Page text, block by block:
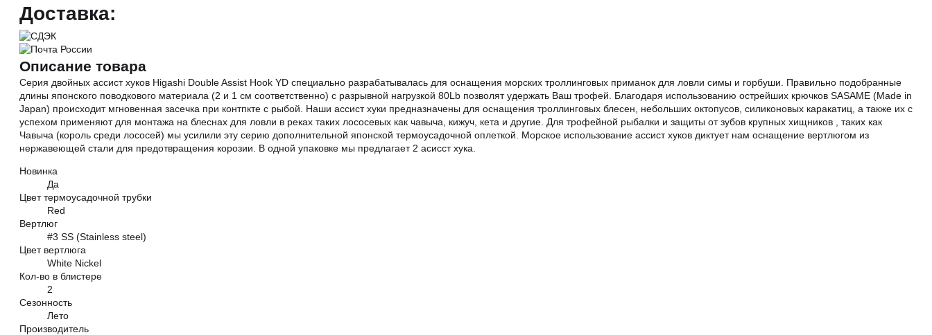
Доставка:
Описание товара
Серия двойных ассист хуков Higashi Double Assist Hook YD специально разрабатывалась для оснащения морских троллинговых приманок для ловли симы и горбуши. Правильно подобранные
длины японского поводкового материала (2 и 1 см соответственно) с разрывной нагрузкой 80Lb позволят удержать Ваш трофей. Благодаря использованию острейших крючков SASAME (Made in
Japan) происходит мгновенная засечка при контпкте с рыбой. Наши ассист хуки предназначены для оснащения троллинговых блесен, небольших октопусов, силиконовых каракатиц, а также их с
успехом применяют для монтажа на блеснах для ловли в реках таких лососевых как чавыча, кижуч, кета и другие. Для трофейной рыбалки и защиты от зубов крупных хищников , таких как
Чавыча (король среди лососей) мы усилили эту серию дополнительной японской термоусадочной оплеткой. Морское использование ассист хуков диктует нам оснащение вертлюгом из
нержавеющей стали для предотвращения корозии. В одной упаковке мы предлагает 2 асисст хука.
Новинка
Да
Цвет термоусадочной трубки
Red
Вертлюг
#3 SS (Stainless steel)
Цвет вертлюга
White Nickel
Кол-во в блистере
2
Сезонность
Лето
Производитель